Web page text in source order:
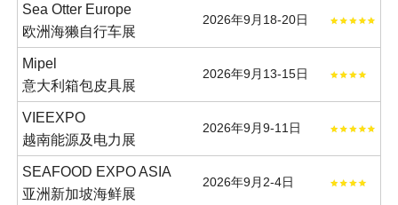
Sea Otter Europe
欧洲海獭自行车展
2026年9月18-20日
Mipel
意大利箱包皮具展
2026年9月13-15日
VIEEXPO
越南能源及电力展
2026年9月9-11日
SEAFOOD EXPO ASIA
亚洲新加坡海鲜展
2026年9月2-4日